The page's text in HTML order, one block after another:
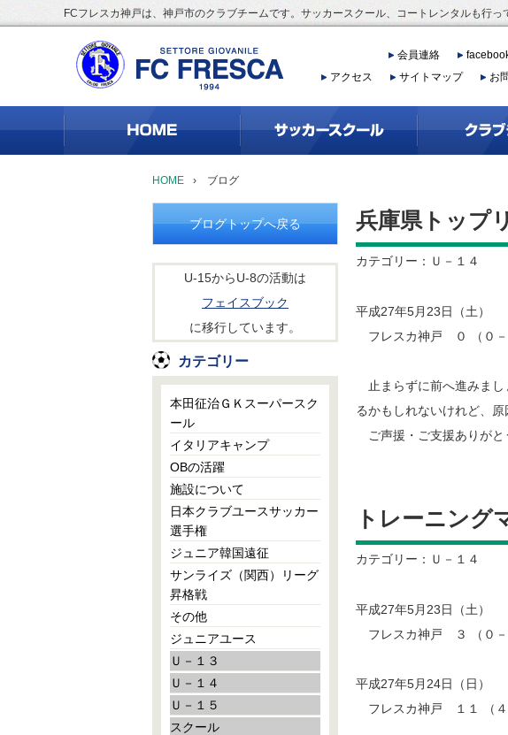
FCフレスカ神戸は、神戸市のクラブチームです。サッカースクール、コートレンタルも行っ
会員連絡
アクセス
サイトマップ お
HOME › ブログ
兵庫県トップ
カテゴリー：Ｕ－１４
平成27年5月23日（土）
フレスカ神戸 ０ （０
止まらずに前へ進みまし
るかもしれないけれど、
ご声援・ご支援ありがと
トレーニング
カテゴリー：Ｕ－１４
平成27年5月23日（土）
フレスカ神戸 ３ （０－
平成27年5月24日（日）
フレスカ神戸 １１ （４
ブログトップへ戻る
U-15からU-8の活動は
フェイスブック
に移行しています。
カテゴリー
本田征治ＧＫスーパースク
ール
イタリアキャンプ
OBの活躍
施設について
日本クラブユースサッカー
選手権
ジュニア韓国遠征
サンライズ（関西）リーグ
昇格戦
その他
ジュニアユース
Ｕ－１３
Ｕ－１４
Ｕ－１５
スクール